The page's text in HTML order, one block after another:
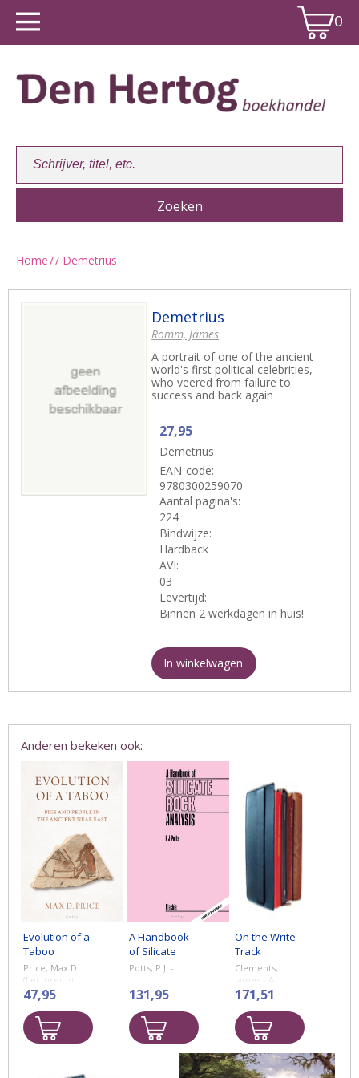
0
Home// Demetrius
Demetrius
Romm, James
A portrait of one of the ancient
world's first political celebrities,
who veered from failure to
success and back again
27,95
Demetrius
EAN-code:
9780300259070
Aantal pagina's:
224
Bindwijze:
Hardback
AVI:
03
Levertijd:
Binnen 2 werkdagen in huis!
In winkelwagen
Anderen bekeken ook:
Evolution of a
Taboo
Price, Max D.
(Lecturer in
Archaeology,
Lecturer in
Archaeology,
Massachusetts
Institute of
47,95
A Handbook
of Silicate
Rock Analysis
Potts, P.J. -
131,95
On the Write
Track
Clements,
James - A
Practical Guide
to Teaching
Writing in
Primary Schools
171,51